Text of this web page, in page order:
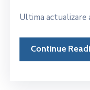
Ultima actualizare
Continue